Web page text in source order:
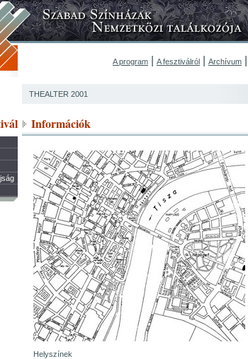
A program A fesztiválról Archívum
THEALTER 2001
Információk
Helyszínek